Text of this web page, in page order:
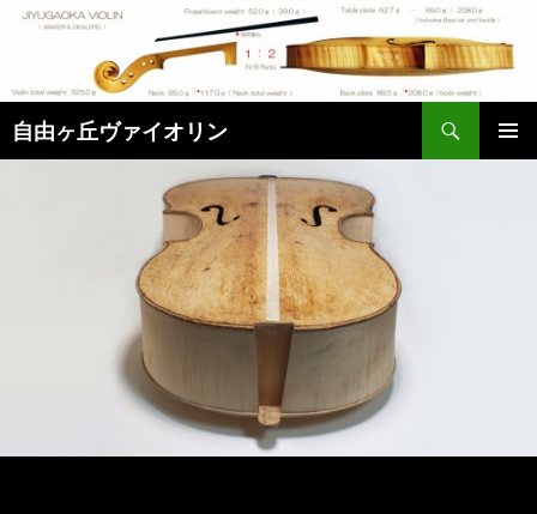
ン
ツ
へ
自由ヶ丘ヴァイオリン
検
索